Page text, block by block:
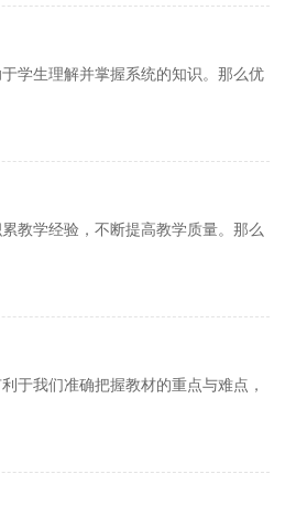
学生理解并掌握系统的知识。那么优
教学经验，不断提高教学质量。那么
于我们准确把握教材的重点与难点，